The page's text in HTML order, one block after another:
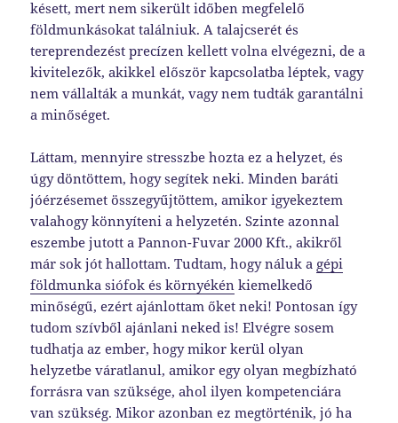
késett, mert nem sikerült időben megfelelő
földmunkásokat találniuk. A talajcserét és
tereprendezést precízen kellett volna elvégezni, de a
kivitelezők, akikkel először kapcsolatba léptek, vagy
nem vállalták a munkát, vagy nem tudták garantálni
a minőséget.
Láttam, mennyire stresszbe hozta ez a helyzet, és
úgy döntöttem, hogy segítek neki. Minden baráti
jóérzésemet összegyűjtöttem, amikor igyekeztem
valahogy könnyíteni a helyzetén. Szinte azonnal
eszembe jutott a Pannon-Fuvar 2000 Kft., akikről
már sok jót hallottam. Tudtam, hogy náluk a gépi
földmunka siófok és környékén kiemelkedő
minőségű, ezért ajánlottam őket neki! Pontosan így
tudom szívből ajánlani neked is! Elvégre sosem
tudhatja az ember, hogy mikor kerül olyan
helyzetbe váratlanul, amikor egy olyan megbízható
forrásra van szüksége, ahol ilyen kompetenciára
van szükség. Mikor azonban ez megtörténik, jó ha